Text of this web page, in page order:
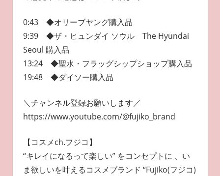
0:43 ◆オリーブヤング購入品
9:39 ◆ザ・ヒュンダイ ソウル The Hyundai
Seoul 購入品
13:24 ◆聖水・フラッグシップショップ購入品
19:48 ◆ダイソー購入品
＼チャンネル登録お願いします／
https://www.youtube.com/@fujiko_brand
【コスメch.フジコ】
“キレイになるって楽しい” をコンセプトに 、い
ま欲しいを叶えるコスメブランド “Fujiko(フジコ)